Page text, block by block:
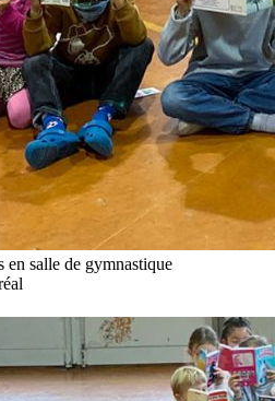
salle de gymnastique